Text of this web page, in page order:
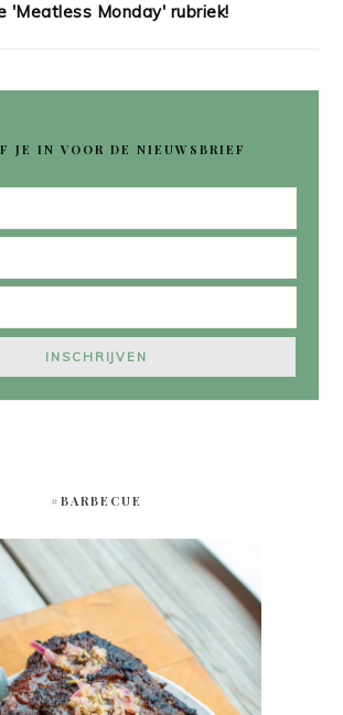
'Meatless Monday' rubriek!
JE IN VOOR DE NIEUWSBRIEF
#BARBECUE